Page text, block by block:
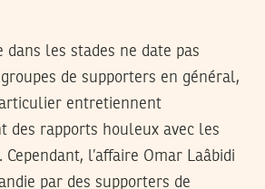
dans les stades ne date pas
groupes de supporters en général,
entretiennent
des rapports houleux avec les
l’affaire Omar Laâbidi
par des supporters de